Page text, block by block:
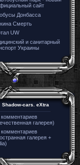
сайт
Донбасса
Смерть
UW
и санитарный
Украины
Shadow-cars. eXtra
комментариев
галерея)
комментариев
галерея +